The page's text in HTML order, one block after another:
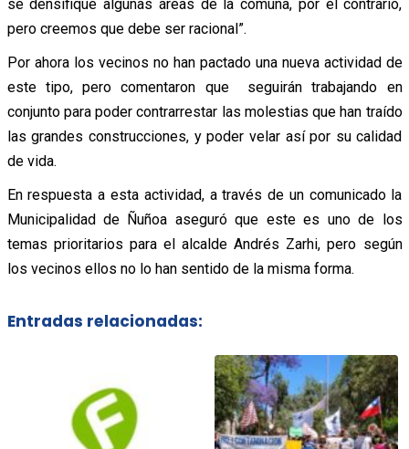
se densifique algunas áreas de la comuna, por el contrario,
pero creemos que debe ser racional”.
Por ahora los vecinos no han pactado una nueva actividad de
este tipo, pero comentaron que seguirán trabajando en
conjunto para poder contrarrestar las molestias que han traído
las grandes construcciones, y poder velar así por su calidad
de vida.
En respuesta a esta actividad, a través de un comunicado la
Municipalidad de Ñuñoa aseguró que este es uno de los
temas prioritarios para el alcalde Andrés Zarhi, pero según
los vecinos ellos no lo han sentido de la misma forma.
Entradas relacionadas: